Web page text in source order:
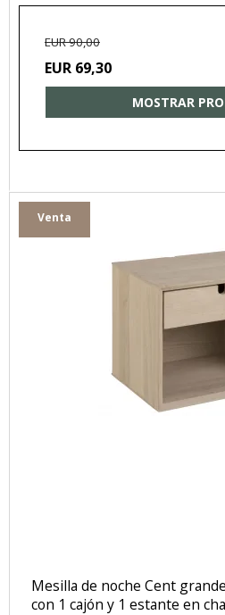
EUR 90,00
EUR 69,30
MOSTRAR
Venta
Mesilla de noche Cent
con 1 cajón y 1 estante en